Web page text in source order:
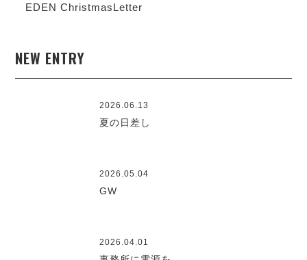
EDEN ChristmasLetter
NEW ENTRY
2026.06.13
夏の日差し
2026.05.04
GW
2026.04.01